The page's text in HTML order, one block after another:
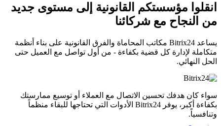
انقلوا مؤسستكم القانونية إلى مستوى جديد
من النجاح مع شركائنا
يساعد Bitrix24 مكاتب المحاماة والفرق القانونية على بناء أنظمة
متكاملة لإدارة كل قضية بكفاءة - من أول تواصل مع العميل حتى
الحل النهائي.
سواء كان هدفك تحسين الاتصال مع العملاء أو توسيع ممارستك
بكفاءة أكبر، يوفر Bitrix24 الأدوات التي تحتاجها للبقاء منظماً
وتنافسياً.